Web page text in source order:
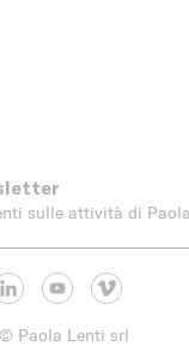
sulle attività di
© Paola Lenti srl